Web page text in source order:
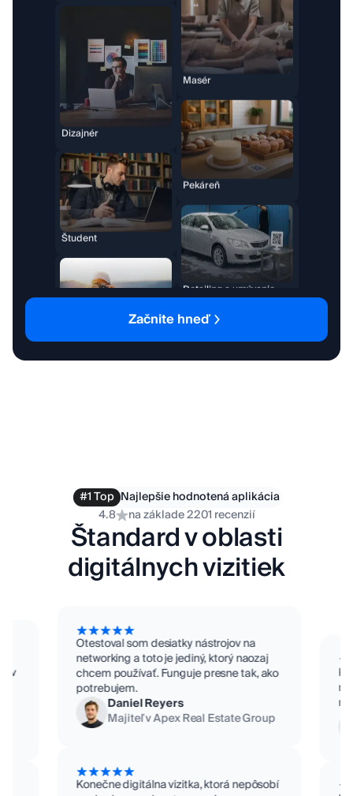
Umelec
Realitný maklér
Majiteľ firmy
Detailing a umývanie
Kozmetický salón
Lekár
Hudobník
Začnite hneď
#1 Top Najlepšie hodnotená aplikácia
4.8
na základe 2201 recenzií
Štandard v oblasti
digitálnych vizitiek
Otestoval som desiatky nástrojov na
networking a toto je jediný, ktorý naozaj
chcem používať. Funguje presne tak, ako
potrebujem.
Daniel Reyers
Majiteľ v Apex Real Estate Group
Konečne digitálna vizitka, ktorá nepôsobí